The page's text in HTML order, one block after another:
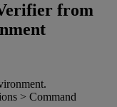
from
> Command